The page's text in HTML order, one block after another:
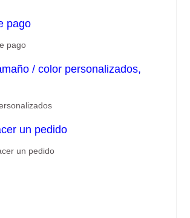
pago
/ color personalizados,
un pedido